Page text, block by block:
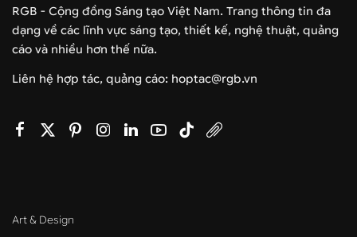
RGB - Cộng đồng Sáng tạo Việt Nam. Trang thông tin đa
dạng về các lĩnh vực sáng tạo, thiết kế, nghệ thuật, quảng
cáo và nhiều hơn thế nữa.
Liên hệ hợp tác, quảng cáo: hoptac@rgb.vn
Art & Design